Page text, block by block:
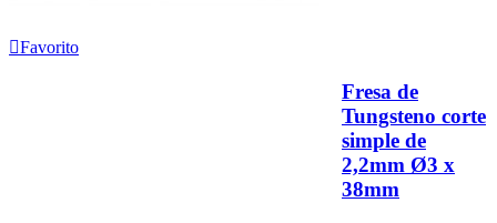
Favorito
Fresa de
Tungsteno corte
simple de
2,2mm Ø3 x
38mm